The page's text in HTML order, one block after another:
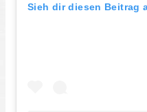
Sieh dir diesen Beitrag